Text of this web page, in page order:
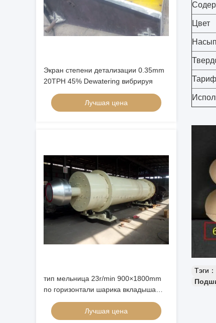
Экран степени детализации 0.35mm
20TPH 45% Dewatering вибрируя
Лучшая цена
тип мельница 23r/min 900×1800mm
по горизонтали шарика вкладыша
глинозема 90%
Лучшая цена
Цвет
Тэги：